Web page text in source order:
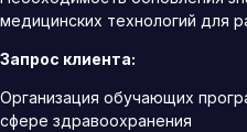
медицинских технологий для
Запрос клиента:
Организация обучающих
сфере здравоохранения